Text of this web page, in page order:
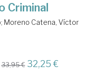
Criminal
; Moreno Catena, Víctor
33,95 € 32,25 €